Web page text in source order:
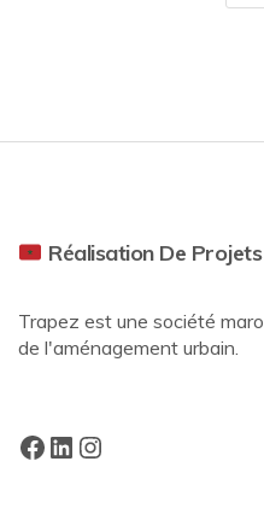
Réalisation De
Trapez est une société
de l'aménagement urbain.